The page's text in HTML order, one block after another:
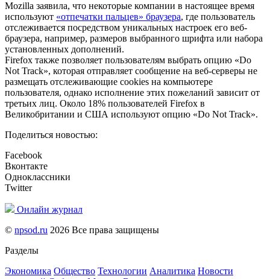
Mozilla заявила, что некоторые компании в настоящее время
используют «отпечатки пальцев» браузера, где пользователь
отслеживается посредством уникальных настроек его веб-
браузера, например, размеров выбранного шрифта или набора
установленных дополнений.
Firefox также позволяет пользователям выбрать опцию «Do
Not Track», которая отправляет сообщение на веб-серверы не
размещать отслеживающие cookies на компьютере
пользователя, однако исполнение этих пожеланий зависит от
третьих лиц. Около 18% пользователей Firefox в
Великобритании и США используют опцию «Do Not Track».
Поделиться новостью:
Facebook
Вконтакте
Одноклассники
Twitter
Онлайн журнал
© npsod.ru 2026 Все права защищены
Разделы
Экономика Общество Технологии Аналитика Новости